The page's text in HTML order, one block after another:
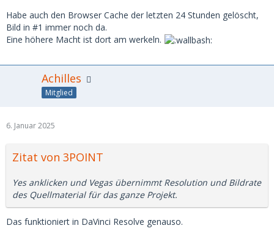
Habe auch den Browser Cache der letzten 24 Stunden gelöscht,
Bild in #1 immer noch da.
Eine höhere Macht ist dort am werkeln.
Achilles
Mitglied
6. Januar 2025
Zitat von 3POINT
Yes anklicken und Vegas übernimmt Resolution und Bildrate
des Quellmaterial für das ganze Projekt.
Das funktioniert in DaVinci Resolve genauso.